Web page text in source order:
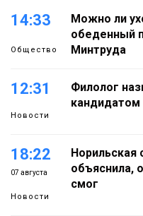
14:33
Общество
Можно ли
обеденный
Минтруда
12:31
Новости
Филолог
кандидатом
18:22
07 августа
Новости
Норильская
объяснила,
смог